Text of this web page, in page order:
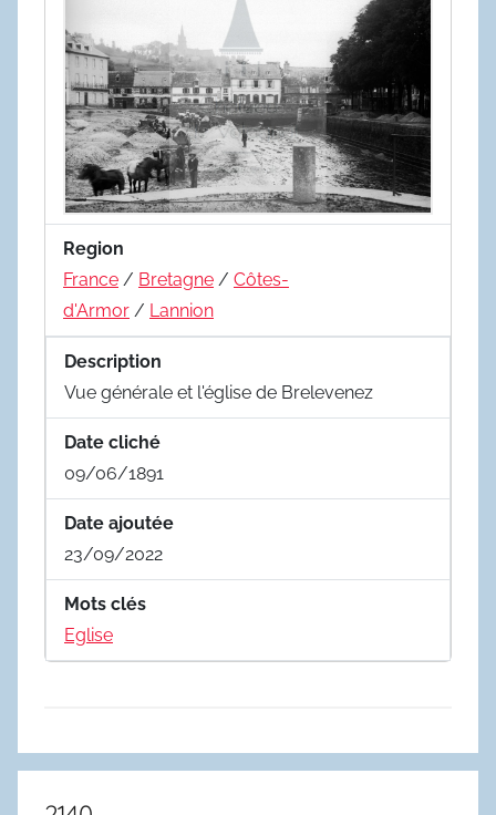
Region
France / Bretagne / Côtes-
d'Armor / Lannion
Description
Vue générale et l'église de Brelevenez
Date cliché
09/06/1891
Date ajoutée
23/09/2022
Mots clés
Eglise